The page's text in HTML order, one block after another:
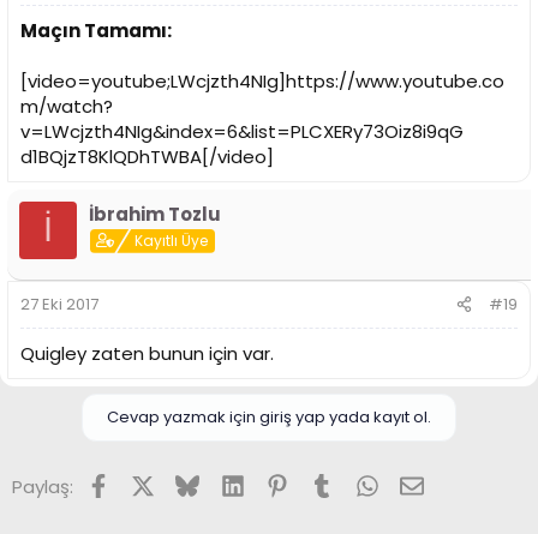
Maçın Tamamı:
[video=youtube;LWcjzth4NIg]https://www.youtube.co
m/watch?
v=LWcjzth4NIg&index=6&list=PLCXERy73Oiz8i9qG
d1BQjzT8KlQDhTWBA[/video]
İ İbrahim Tozlu
Kayıtlı Üye
27 Eki 2017 #19
Quigley zaten bunun için var.
Cevap yazmak için giriş yap yada kayıt ol.
Paylaş: FacebookX (Twitter)
BlueskyLinkedInPinterest
TumblrWhatsApp
E-posta